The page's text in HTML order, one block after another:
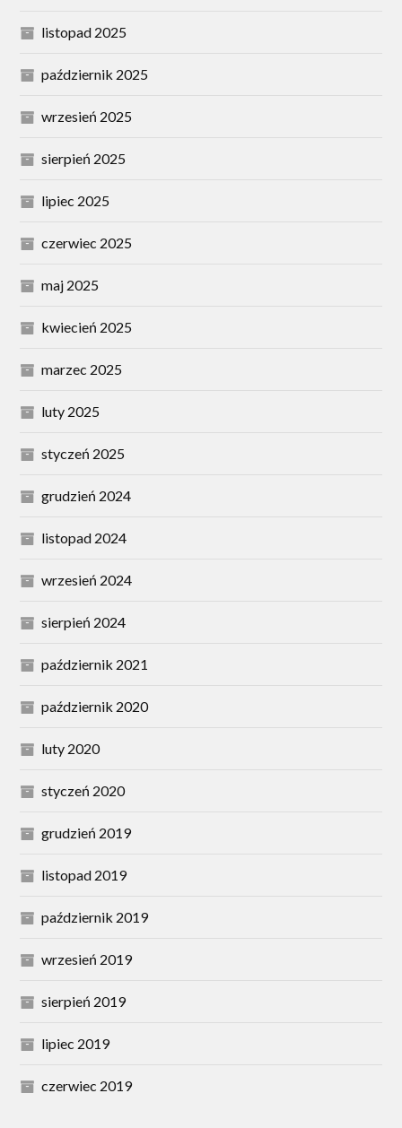
listopad 2025
październik 2025
wrzesień 2025
sierpień 2025
lipiec 2025
czerwiec 2025
maj 2025
kwiecień 2025
marzec 2025
luty 2025
styczeń 2025
grudzień 2024
listopad 2024
wrzesień 2024
sierpień 2024
październik 2021
październik 2020
luty 2020
styczeń 2020
grudzień 2019
listopad 2019
październik 2019
wrzesień 2019
sierpień 2019
lipiec 2019
czerwiec 2019